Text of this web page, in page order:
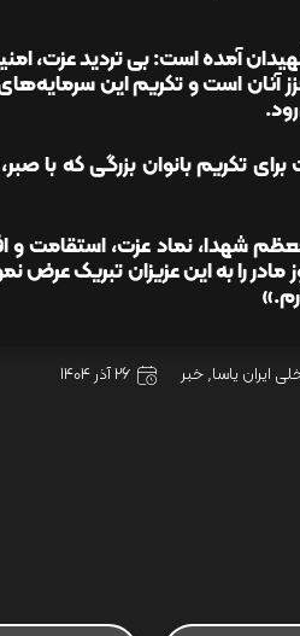
آمده است: بی تردید عزت،
آنان است و تکریم این
تکریم بانوان بزرگی که با صبر،
شهدا، نماد عزت، استقامت و
را به این عزیزان تبریک عرض
ایران یاسا,خبر 26 آذر 1404